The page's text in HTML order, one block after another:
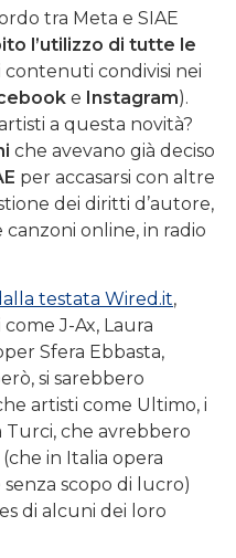
tra Meta e SIAE
l’utilizzo di tutte le
contenuti condivisi nei
e Instagram).
a questa novità?
che avevano già deciso
per accasarsi con altre
dei diritti d’autore,
online, in radio
testata Wired.it,
J-Ax, Laura
Sfera Ebbasta,
si sarebbero
artisti come Ultimo, i
Turci, che avrebbero
(che in Italia opera
senza scopo di lucro)
di alcuni dei loro